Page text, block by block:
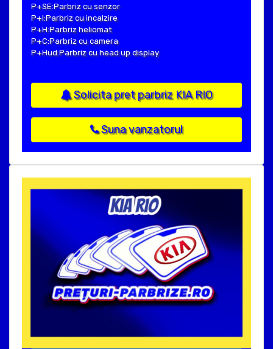
P+SE:Parbriz cu senzor
P+I:Parbriz cu incalzire
P+H:Parbriz heliomat
P+C:Parbriz cu camera
P+Hud:Parbriz cu head up display
Solicita pret parbriz KIA RIO
Suna vanzatorul